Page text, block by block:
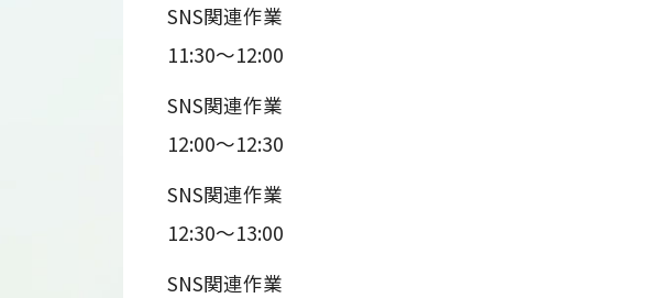
SNS関連作業
11:30～12:00
SNS関連作業
12:00～12:30
SNS関連作業
12:30～13:00
SNS関連作業